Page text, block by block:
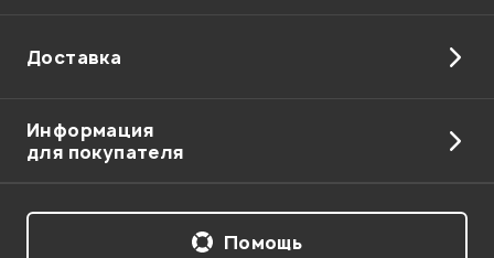
Доставка
Информация
для покупателя
Помощь